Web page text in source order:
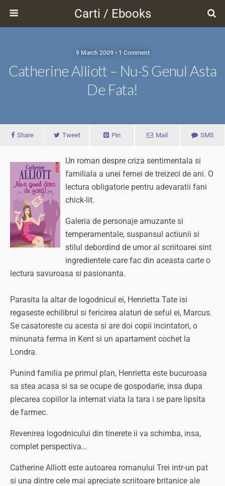
Carti / Ebooks
9 March 2009 • 1 Comment
Catherine Alliott – Nu-S Genul Asta
De Fata!
Share Tweet Pin Mail SMS
Un roman despre criza sentimentala si
familiala a unei femei de treizeci de ani. O
lectura obligatorie pentru adevaratii fani
chick-lit.
Galeria de personaje amuzante si
temperamentale, suspansul actiunii si
stilul debordind de umor al scriitoarei sint
ingredientele care fac din aceasta carte o
lectura savuroasa si pasionanta.
Parasita la altar de logodnicul ei, Henrietta Tate isi
regaseste echilibrul si fericirea alaturi de seful ei, Marcus.
Se casatoreste cu acesta si are doi copii incintatori, o
minunata ferma in Kent si un apartament cochet la
Londra.
Punind familia pe primul plan, Henrietta este bucuroasa
sa stea acasa si sa se ocupe de gospodarie, insa dupa
plecarea copiilor la internat viata la tara i se pare lipsita
de farmec.
Revenirea logodnicului din tinerete ii va schimba, insa,
complet perspectiva…
Catherine Alliott este autoarea romanului Trei intr-un pat
si una dintre cele mai apreciate scriitoare britanice ale